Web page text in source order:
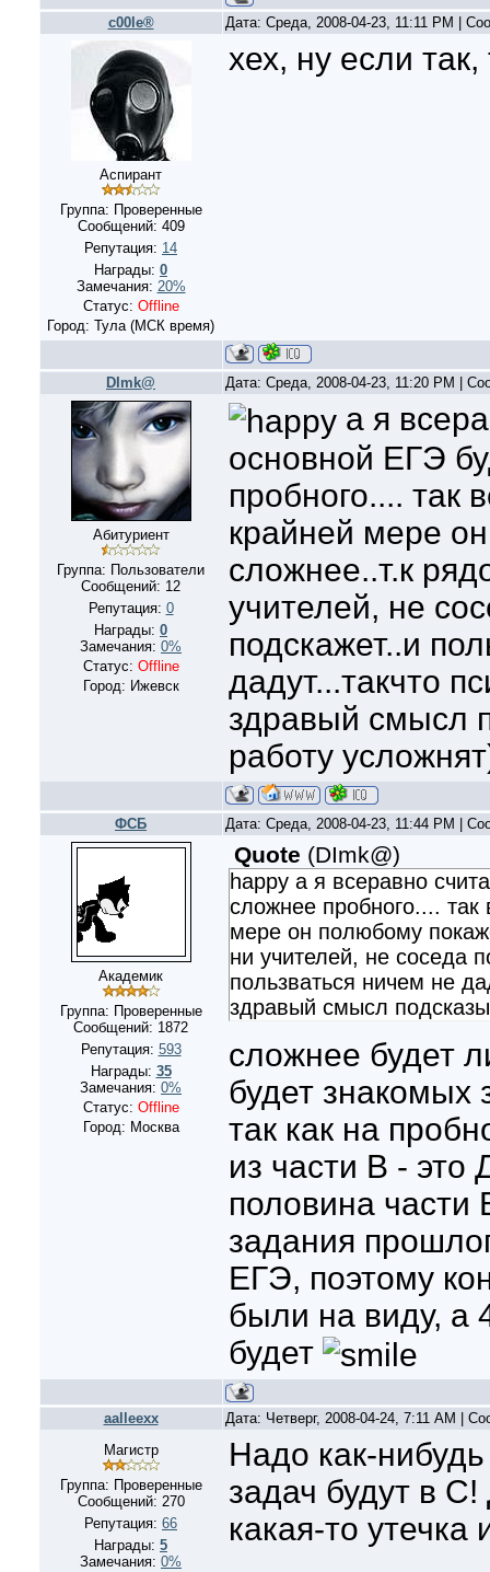
c00le® Дата: Среда, 2008-04-23, 11:11 PM |
Аспирант
Группа: Проверенные
Сообщений: 409
Репутация: 14
Награды: 0
Замечания: 20%
Статус: Offline
Город: Тула (МСК время)
хех, ну если
DImk@ Дата: Среда, 2008-04-23, 11:20 PM |
Абитуриент
Группа: Пользователи
Сообщений: 12
Репутация: 0
Награды: 0
Замечания: 0%
Статус: Offline
Город: Ижевск
а я
основной ЕГЭ
пробного.... так
крайней мере
сложнее..т.к
учителей, не
подскажет..и
дадут...такчто
здравый смысл
работу
ФСБ Дата: Среда, 2008-04-23, 11:44 PM |
Академик
Группа: Проверенные
Сообщений: 1872
Репутация: 593
Награды: 35
Замечания: 0%
Статус: Offline
Город: Москва
Quote (DImk@)
happy а я всеравно
сложнее пробного....
мере он полюбому
ни учителей, не соседа
пользваться ничем не
здравый смысл
сложнее будет
будет знакомых
так как на
из части В - это
половина части
задания
ЕГЭ, поэтому
были на виду, а
будет
aalleexx
Дата: Четверг, 2008-04-24, 7:11 AM |
Магистр
Группа: Проверенные
Сообщений: 270
Репутация: 66
Награды: 5
Замечания: 0%
Надо как-
задач будут в
какая-то